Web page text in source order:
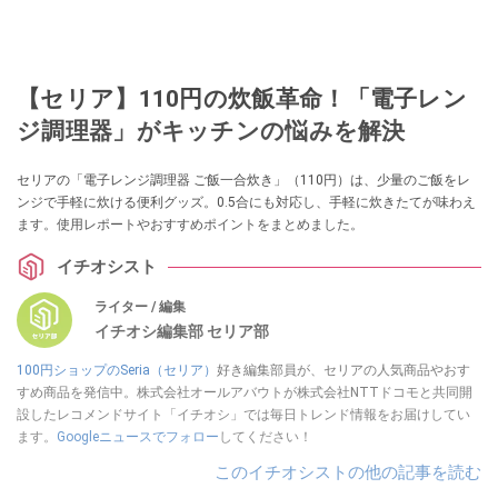
【セリア】110円の炊飯革命！「電子レン
ジ調理器」がキッチンの悩みを解決
セリアの「電子レンジ調理器 ご飯一合炊き」（110円）は、少量のご飯をレ
ンジで手軽に炊ける便利グッズ。0.5合にも対応し、手軽に炊きたてが味わえ
ます。使用レポートやおすすめポイントをまとめました。
イチオシスト
ライター / 編集
イチオシ編集部 セリア部
100円ショップのSeria（セリア） 好き編集部員が、セリアの人気商品やおす
すめ商品を発信中。株式会社オールアバウトが株式会社NTTドコモと共同開
設したレコメンドサイト「イチオシ」では毎日トレンド情報をお届けしてい
ます。 Googleニュースでフォロー してください！
このイチオシストの他の記事を読む